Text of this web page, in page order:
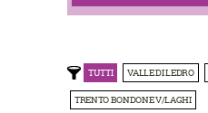
TUTTI VALLE DI LEDRO
TRENTO BONDONE V/LAGHI